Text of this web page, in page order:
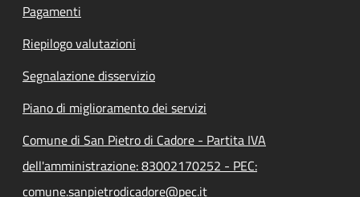
Pagamenti
Riepilogo valutazioni
Segnalazione disservizio
Piano di miglioramento dei servizi
Comune di San Pietro di Cadore - Partita IVA
dell'amministrazione: 83002170252 - PEC:
comune.sanpietrodicadore@pec.it